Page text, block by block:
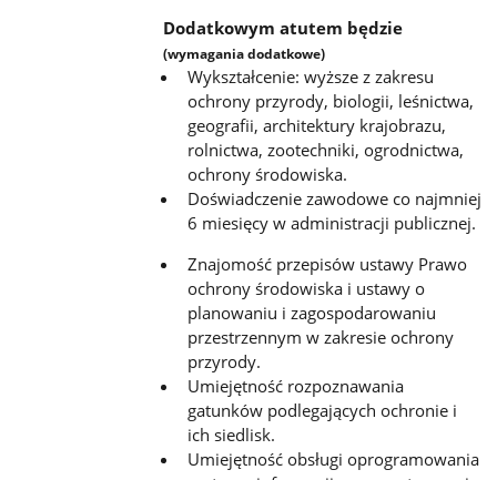
Dodatkowym atutem będzie
(wymagania dodatkowe)
Wykształcenie: wyższe z zakresu
ochrony przyrody, biologii, leśnictwa,
geografii, architektury krajobrazu,
rolnictwa, zootechniki, ogrodnictwa,
ochrony środowiska.
Doświadczenie zawodowe co najmniej
6 miesięcy w administracji publicznej.
Znajomość przepisów ustawy Prawo
ochrony środowiska i ustawy o
planowaniu i zagospodarowaniu
przestrzennym w zakresie ochrony
przyrody.
Umiejętność rozpoznawania
gatunków podlegających ochronie i
ich siedlisk.
Umiejętność obsługi oprogramowania